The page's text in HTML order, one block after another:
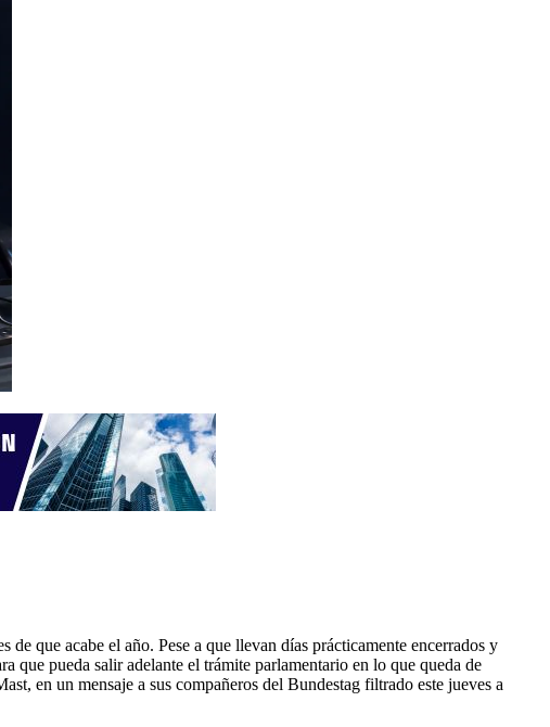
que acabe el año. Pese a que llevan días prácticamente encerrados y
que pueda salir adelante el trámite parlamentario en lo que queda de
en un mensaje a sus compañeros del Bundestag filtrado este jueves a